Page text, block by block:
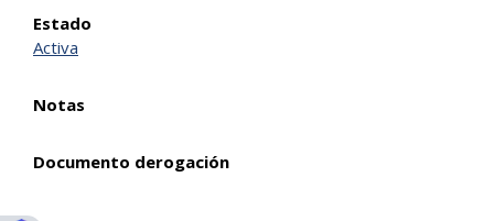
Estado
Activa
Notas
Documento derogación